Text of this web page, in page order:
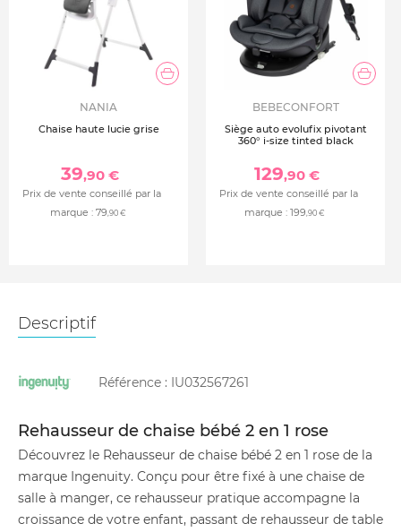
NANIA
Chaise haute lucie grise
39,90 €
Prix de vente conseillé par la
marque : 79,90 €
BEBECONFORT
Siège auto evolufix pivotant
360° i-size tinted black
129,90 €
Prix de vente conseillé par la
marque : 199,90 €
Descriptif
Référence : IU032567261
Rehausseur de chaise bébé 2 en 1 rose
Découvrez le Rehausseur de chaise bébé 2 en 1 rose de la
marque Ingenuity. Conçu pour être fixé à une chaise de
salle à manger, ce rehausseur pratique accompagne la
croissance de votre enfant, passant de rehausseur de table